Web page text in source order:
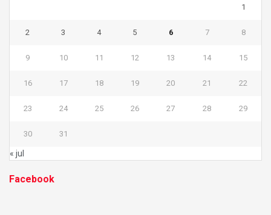
1
2 3 4 5 6 7 8
9 10 11 12 13 14 15
16 17 18 19 20 21 22
23 24 25 26 27 28 29
30 31
« jul
Facebook